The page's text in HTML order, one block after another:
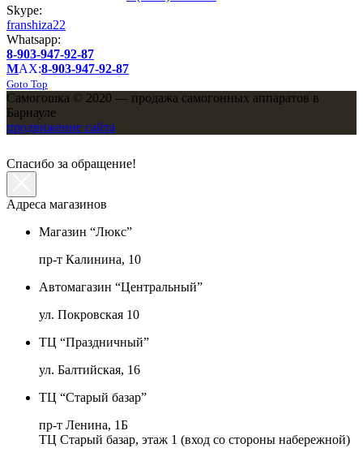
Skype:
franshiza22
Whatsapp:
8-903-947-92-87
MAX:8-903-947-92-87
Goto Top
Самогошка © 2020 — продажа самогонных аппаратов в
Барнауле
продвижение сайта
Спасибо за обращение!
Адреса магазинов
Магазин “Люкс”
пр-т Калинина, 10
Автомагазин “Центральный”
ул. Покровская 10
ТЦ “Праздничный”
ул. Балтийская, 16
ТЦ “Старый базар”
пр-т Ленина, 1Б
ТЦ Старый базар, этаж 1 (вход со стороны набережной)